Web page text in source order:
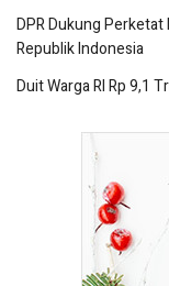
DPR Dukung
Republik Indonesia
Duit Warga RI Rp 9,1